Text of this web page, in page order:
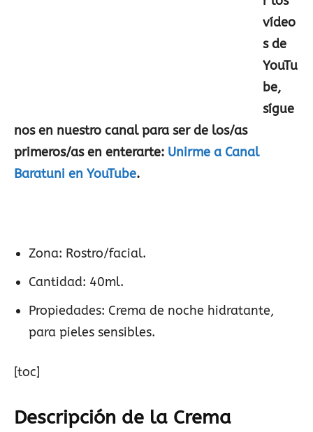
vídeo
s de
YouTu
be,
sígue
nos en nuestro canal para ser de los/as
primeros/as en enterarte: Unirme a Canal
Baratuni en YouTube.
Zona: Rostro/facial.
Cantidad: 40ml.
Propiedades: Crema de noche hidratante,
para pieles sensibles.
[toc]
Descripción de la Crema